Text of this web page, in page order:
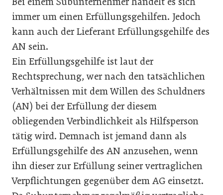
immer um einen Erfüllungsgehilfen. Jedoch
kann auch der Lieferant Erfüllungsgehilfe des
AN sein.
Ein Erfüllungsgehilfe ist laut der
Rechtsprechung, wer nach den tatsächlichen
Verhältnissen mit dem Willen des Schuldners
(AN) bei der Erfüllung der diesem
obliegenden Verbindlichkeit als Hilfsperson
tätig wird. Demnach ist jemand dann als
Erfüllungsgehilfe des AN anzusehen, wenn
ihn dieser zur Erfüllung seiner vertrag­lichen
Verpflichtungen gegenüber dem AG einsetzt.